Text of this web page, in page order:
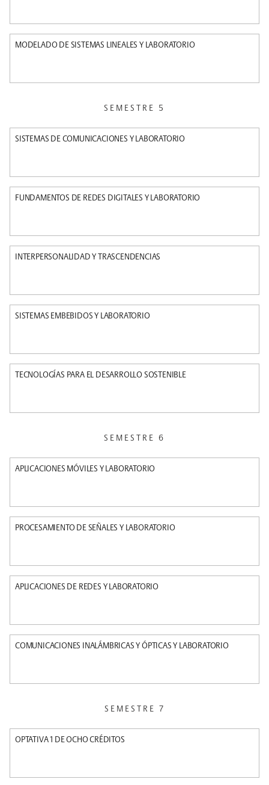
MODELADO DE SISTEMAS LINEALES Y LABORATORIO
SEMESTRE 5
SISTEMAS DE COMUNICACIONES Y LABORATORIO
FUNDAMENTOS DE REDES DIGITALES Y LABORATORIO
INTERPERSONALIDAD Y TRASCENDENCIAS
SISTEMAS EMBEBIDOS Y LABORATORIO
TECNOLOGÍAS PARA EL DESARROLLO SOSTENIBLE
SEMESTRE 6
APLICACIONES MÓVILES Y LABORATORIO
PROCESAMIENTO DE SEÑALES Y LABORATORIO
APLICACIONES DE REDES Y LABORATORIO
COMUNICACIONES INALÁMBRICAS Y ÓPTICAS Y LABORATORIO
SEMESTRE 7
OPTATIVA 1 DE OCHO CRÉDITOS